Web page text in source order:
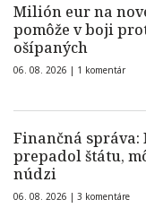
Milión eur na
pomôže v boji
ošípaných
06. 08. 2026 | 1 komentár
Finančná správa:
prepadol štátu,
núdzi
06. 08. 2026 | 3 komentáre